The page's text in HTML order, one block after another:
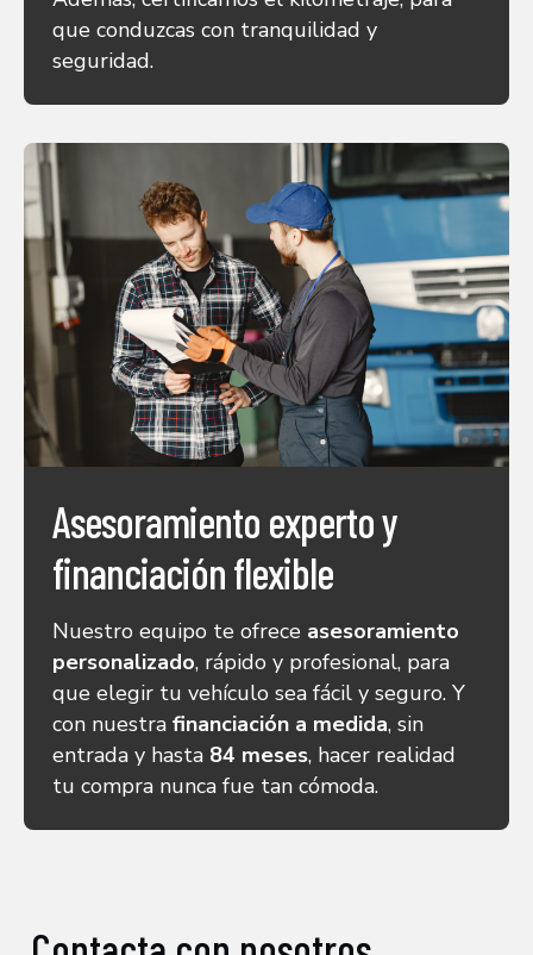
que conduzcas con tranquilidad y
seguridad.
Asesoramiento experto y
financiación flexible
Nuestro equipo te ofrece asesoramiento
personalizado, rápido y profesional, para
que elegir tu vehículo sea fácil y seguro. Y
con nuestra financiación a medida, sin
entrada y hasta 84 meses, hacer realidad
tu compra nunca fue tan cómoda.